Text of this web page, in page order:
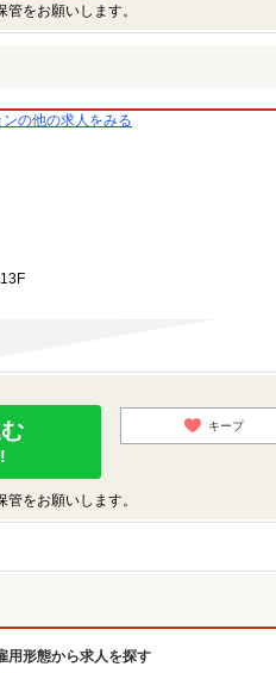
をお願いします。
の他の求人をみる
キープ
をお願いします。
用形態から求人を探す